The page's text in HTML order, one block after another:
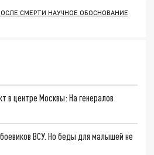
СМЕРТИ НАУЧНОЕ ОБОСНОВАНИЕ
в центре Москвы: На генералов
ВСУ. Но беды для малышей не